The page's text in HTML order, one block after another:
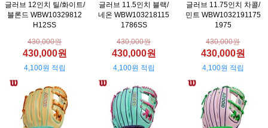
글러브 12인치 틸/화이트/
블론드 WBW10329812
H12SS
430,000원
430,000원
4,100원 적립
글러브 11.5인치 블랙/
네온 WBW103218115
1786SS
430,000원
430,000원
4,100원 적립
글러브 11.75인치 차콜/
민트 WBW1032191175
1975
430,000원
430,000원
4,100원 적립